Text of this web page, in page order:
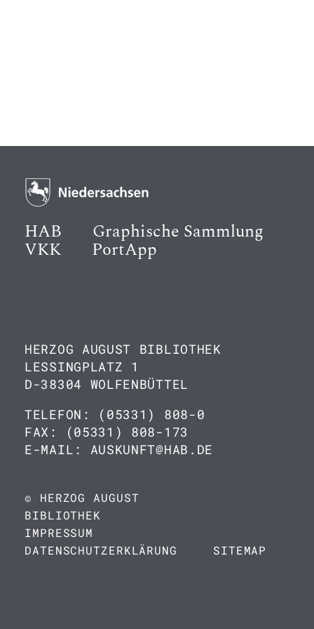
HAB Graphische Sammlung
VKK PortApp
HERZOG AUGUST BIBLIOTHEK
LESSINGPLATZ 1
D-38304 WOLFENBÜTTEL
TELEFON: (05331) 808-0
FAX: (05331) 808-173
E-MAIL: AUSKUNFT@HAB.DE
© HERZOG AUGUST
BIBLIOTHEK
IMPRESSUM
DATENSCHUTZERKLÄRUNG
SITEMAP